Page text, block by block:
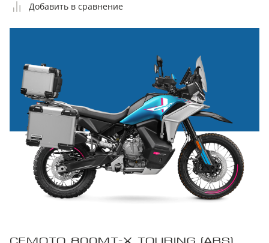
Добавить в сравнение
CFMOTO 800MT-X TOURING (ABS)